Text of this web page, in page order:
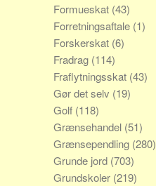
Formueskat (43)
Forretningsaftale (1)
Forskerskat (6)
Fradrag (114)
Fraflytningsskat (43)
Gør det selv (19)
Golf (118)
Grænsehandel (51)
Grænsependling (280)
Grunde jord (703)
Grundskoler (219)